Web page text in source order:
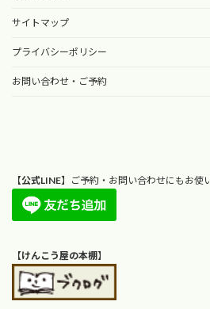
サイトマップ
プライバシーポリシー
お問い合わせ・ご予約
【公式LINE】ご予約・お問い合わせにもお使
【けんこう屋の本棚】